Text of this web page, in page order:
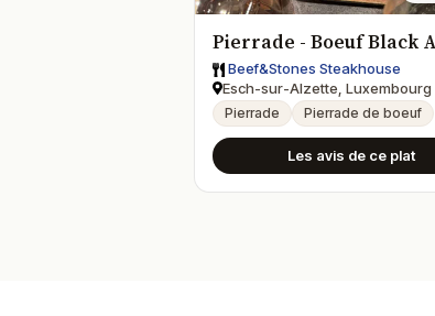
Pierrade - Boeuf Black
Beef&Stones Steakhouse
Esch-sur-Alzette, Luxembourg
Pierrade Pierrade de boeuf
Les avis de ce plat